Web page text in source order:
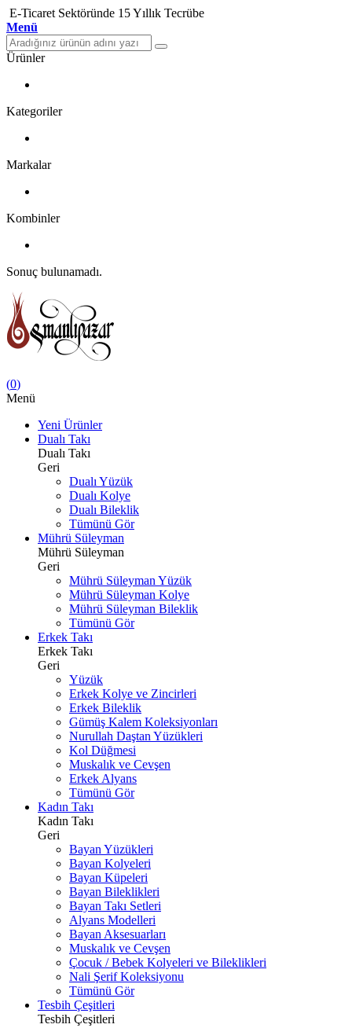
E-Ticaret Sektöründe 15 Yıllık Tecrübe
Menü
Ürünler
Kategoriler
Markalar
Kombinler
Sonuç bulunamadı.
(0)
Menü
Yeni Ürünler
Dualı Takı
Dualı Takı
Geri
Dualı Yüzük
Dualı Kolye
Dualı Bileklik
Tümünü Gör
Mührü Süleyman
Mührü Süleyman
Geri
Mührü Süleyman Yüzük
Mührü Süleyman Kolye
Mührü Süleyman Bileklik
Tümünü Gör
Erkek Takı
Erkek Takı
Geri
Yüzük
Erkek Kolye ve Zincirleri
Erkek Bileklik
Gümüş Kalem Koleksiyonları
Nurullah Daştan Yüzükleri
Kol Düğmesi
Muskalık ve Cevşen
Erkek Alyans
Tümünü Gör
Kadın Takı
Kadın Takı
Geri
Bayan Yüzükleri
Bayan Kolyeleri
Bayan Küpeleri
Bayan Bileklikleri
Bayan Takı Setleri
Alyans Modelleri
Bayan Aksesuarları
Muskalık ve Cevşen
Çocuk / Bebek Kolyeleri ve Bileklikleri
Nali Şerif Koleksiyonu
Tümünü Gör
Tesbih Çeşitleri
Tesbih Çeşitleri